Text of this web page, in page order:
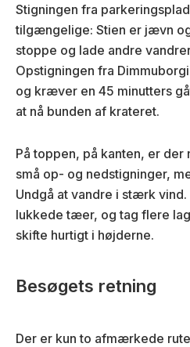
Stigningen fra
tilgængelige: Stien er jævn
stoppe og lade andre
Opstigningen fra
og kræver en 45 minutters
at nå bunden af krateret.
På toppen, på kanten, er
små op- og nedstigninger,
Undgå at vandre i stærk
lukkede tæer, og tag flere
skifte hurtigt i højderne.
Besøgets retning
Der er kun to afmærkede